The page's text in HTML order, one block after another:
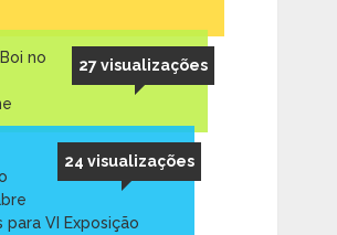
27 visualizações
no
24 visualizações
para VI Exposição